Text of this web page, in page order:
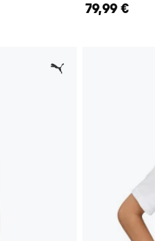
79,99 €